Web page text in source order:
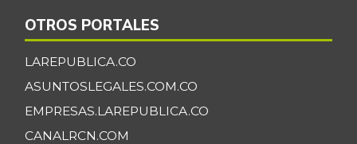
OTROS PORTALES
LAREPUBLICA.CO
ASUNTOSLEGALES.COM.CO
EMPRESAS.LAREPUBLICA.CO
CANALRCN.COM